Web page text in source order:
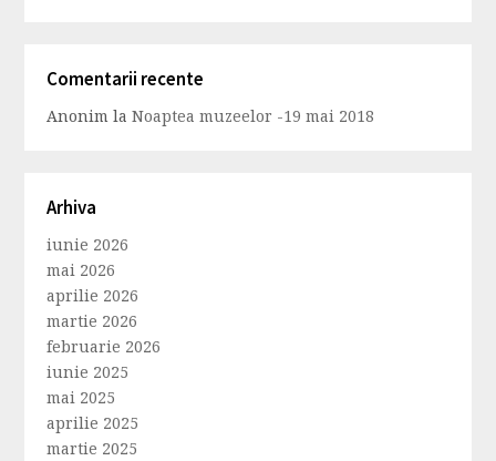
Comentarii recente
Anonim laNoaptea muzeelor -19 mai 2018
Arhiva
iunie 2026
mai 2026
aprilie 2026
martie 2026
februarie 2026
iunie 2025
mai 2025
aprilie 2025
martie 2025